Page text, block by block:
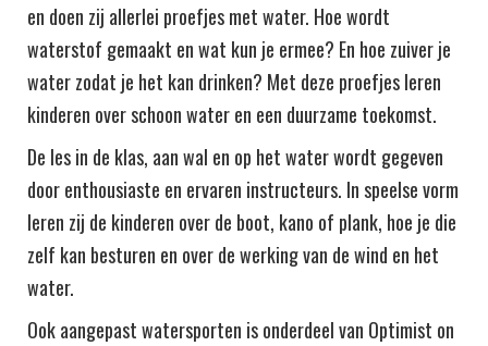
en doen zij allerlei proefjes met water. Hoe wordt
waterstof gemaakt en wat kun je ermee? En hoe zuiver je
water zodat je het kan drinken? Met deze proefjes leren
kinderen over schoon water en een duurzame toekomst.
De les in de klas, aan wal en op het water wordt gegeven
door enthousiaste en ervaren instructeurs. In speelse vorm
leren zij de kinderen over de boot, kano of plank, hoe je die
zelf kan besturen en over de werking van de wind en het
water.
Ook aangepast watersporten is onderdeel van Optimist on